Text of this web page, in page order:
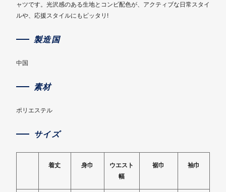
ャツです。光沢感のある生地とコンビ配色が、アクティブな日常スタイ
ルや、応援スタイルにもピッタリ!
製造国
中国
素材
ポリエステル
サイズ
着丈 身巾
ウエスト
幅
裾巾 袖巾